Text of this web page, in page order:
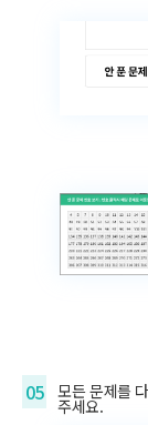
05 모든 문제를
주세요.